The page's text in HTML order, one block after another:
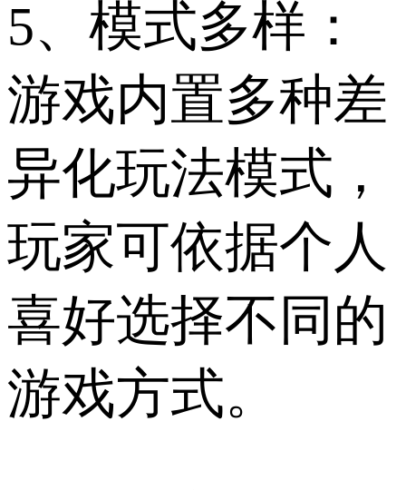
5、模式多样：
游戏内置多种差
异化玩法模式，
玩家可依据个人
喜好选择不同的
游戏方式。